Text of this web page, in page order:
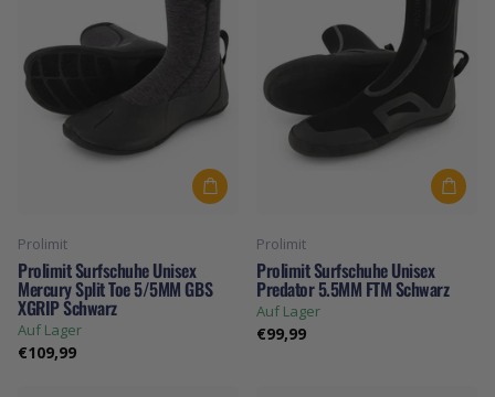
Prolimit
Prolimit Surfschuhe Unisex
Mercury Split Toe 5/5MM GBS
XGRIP Schwarz
Auf Lager
€109,99
Prolimit
Prolimit Surfschuhe Unisex
Predator 5.5MM FTM Schwarz
Auf Lager
€99,99